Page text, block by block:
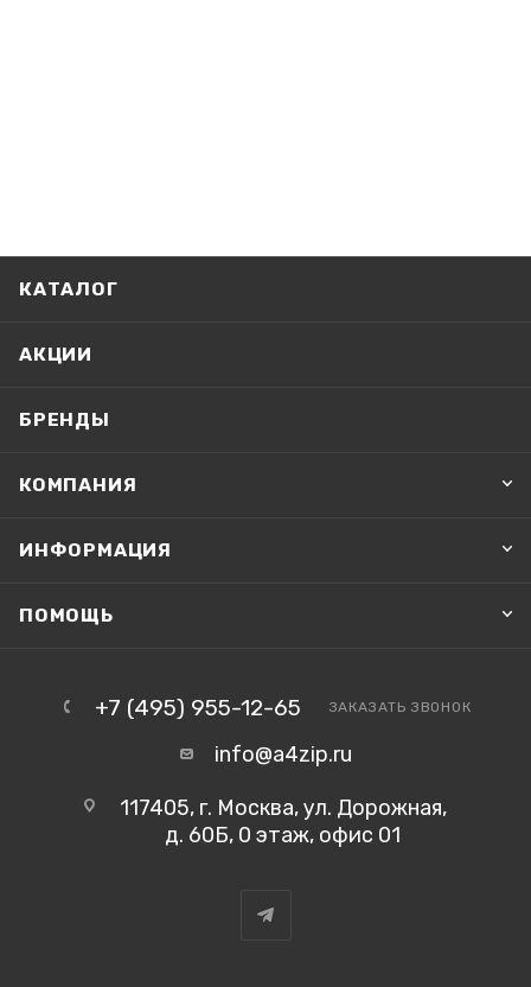
КАТАЛОГ
АКЦИИ
БРЕНДЫ
КОМПАНИЯ
ИНФОРМАЦИЯ
ПОМОЩЬ
+7 (495) 955-12-65 ЗАКАЗАТЬ ЗВОНОК
info@a4zip.ru
117405, г. Москва, ул. Дорожная,
д. 60Б, 0 этаж, офис 01